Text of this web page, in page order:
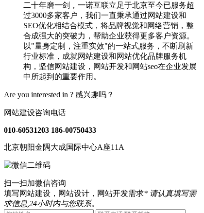
二十年磨一剑，一诺互联立足于北京至今已服务超
过3000多家客户，我们一直秉承通过网站建设和
SEO优化相结合模式，将品牌视觉和网络营销，整
合成强大的突破力，帮助企业获得更多客户资源。
以"量身定制，注重实效"的一站式服务，不断刷新
行业标准，成就网站建设和网站优化品牌服务机
构，坚信网站建设，网站开发和网站seo在企业发展
中所起到的重要作用。
Are you interested in ? 感兴趣吗？
网站建设咨询电话
010-60531203 186-00750433
北京朝阳金隅大成国际中心A座11A
扫一扫加微信咨询
填写网站建设，网站设计，网站开发需求* 请认真填写需
求信息,24小时内与您联系。